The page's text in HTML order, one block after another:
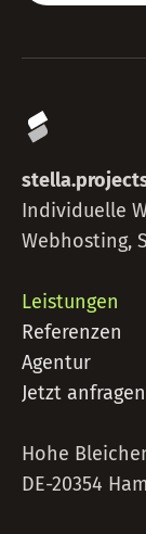
Individuelle
Webhosting,
Leistungen
Referenzen
Agentur
Jetzt anfragen
Hohe
DE-20354